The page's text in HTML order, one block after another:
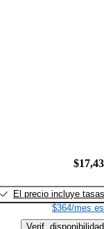
El precio incluye tasas
$364/mes
Verif. disponibilidad